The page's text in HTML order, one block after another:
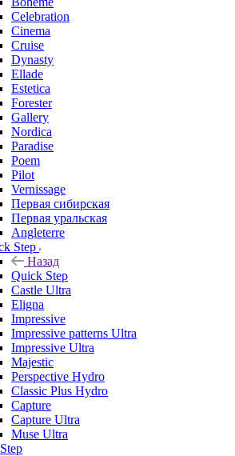
Celebration
Cinema
Cruise
Dynasty
Ellade
Estetica
Forester
Gallery
Nordica
Paradise
Poem
Pilot
Vernissage
Первая сибирская
Первая уральская
Angleterre
Step
Назад
Quick Step
Castle Ultra
Eligna
Impressive
Impressive patterns Ultra
Impressive Ultra
Majestic
Perspective Hydro
Classic Plus Hydro
Capture
Capture Ultra
Muse Ultra